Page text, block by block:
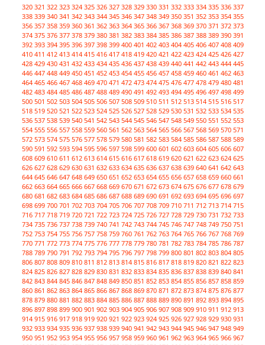
320 321 322 323 324 325 326 327 328 329 330 331 332 333 334 335 336 337
338 339 340 341 342 343 344 345 346 347 348 349 350 351 352 353 354 355
356 357 358 359 360 361 362 363 364 365 366 367 368 369 370 371 372 373
374 375 376 377 378 379 380 381 382 383 384 385 386 387 388 389 390 391
392 393 394 395 396 397 398 399 400 401 402 403 404 405 406 407 408 409
410 411 412 413 414 415 416 417 418 419 420 421 422 423 424 425 426 427
428 429 430 431 432 433 434 435 436 437 438 439 440 441 442 443 444 445
446 447 448 449 450 451 452 453 454 455 456 457 458 459 460 461 462 463
464 465 466 467 468 469 470 471 472 473 474 475 476 477 478 479 480 481
482 483 484 485 486 487 488 489 490 491 492 493 494 495 496 497 498 499
500 501 502 503 504 505 506 507 508 509 510 511 512 513 514 515 516 517
518 519 520 521 522 523 524 525 526 527 528 529 530 531 532 533 534 535
536 537 538 539 540 541 542 543 544 545 546 547 548 549 550 551 552 553
554 555 556 557 558 559 560 561 562 563 564 565 566 567 568 569 570 571
572 573 574 575 576 577 578 579 580 581 582 583 584 585 586 587 588 589
590 591 592 593 594 595 596 597 598 599 600 601 602 603 604 605 606 607
608 609 610 611 612 613 614 615 616 617 618 619 620 621 622 623 624 625
626 627 628 629 630 631 632 633 634 635 636 637 638 639 640 641 642 643
644 645 646 647 648 649 650 651 652 653 654 655 656 657 658 659 660 661
662 663 664 665 666 667 668 669 670 671 672 673 674 675 676 677 678 679
680 681 682 683 684 685 686 687 688 689 690 691 692 693 694 695 696 697
698 699 700 701 702 703 704 705 706 707 708 709 710 711 712 713 714 715
716 717 718 719 720 721 722 723 724 725 726 727 728 729 730 731 732 733
734 735 736 737 738 739 740 741 742 743 744 745 746 747 748 749 750 751
752 753 754 755 756 757 758 759 760 761 762 763 764 765 766 767 768 769
770 771 772 773 774 775 776 777 778 779 780 781 782 783 784 785 786 787
788 789 790 791 792 793 794 795 796 797 798 799 800 801 802 803 804 805
806 807 808 809 810 811 812 813 814 815 816 817 818 819 820 821 822 823
824 825 826 827 828 829 830 831 832 833 834 835 836 837 838 839 840 841
842 843 844 845 846 847 848 849 850 851 852 853 854 855 856 857 858 859
860 861 862 863 864 865 866 867 868 869 870 871 872 873 874 875 876 877
878 879 880 881 882 883 884 885 886 887 888 889 890 891 892 893 894 895
896 897 898 899 900 901 902 903 904 905 906 907 908 909 910 911 912 913
914 915 916 917 918 919 920 921 922 923 924 925 926 927 928 929 930 931
932 933 934 935 936 937 938 939 940 941 942 943 944 945 946 947 948 949
950 951 952 953 954 955 956 957 958 959 960 961 962 963 964 965 966 967